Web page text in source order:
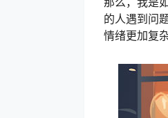
的人遇到问
情绪更加复